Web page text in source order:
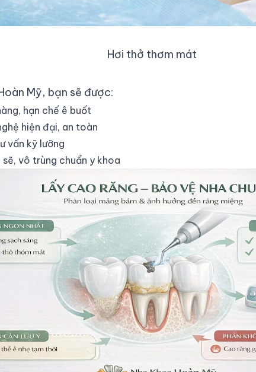
Hơi thở thơm mát
Mỹ, bạn sẽ được:
hạn chế ê buốt
hiện đại, an toàn
vấn kỹ lưỡng
vô trùng chuẩn y khoa